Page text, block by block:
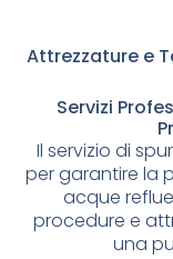
Attrezzature e
Servizi
Il servizio di
per garantire la
acque
procedure e
una